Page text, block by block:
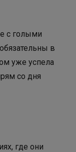
с голыми
в
уже успела
со дня
где они